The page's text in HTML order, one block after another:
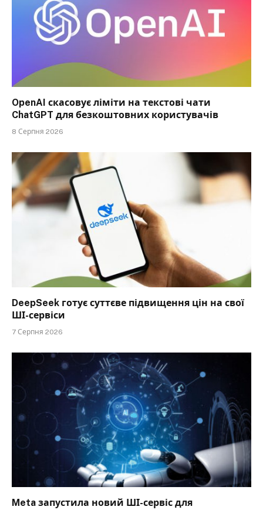
OpenAI скасовує ліміти на текстові чати
ChatGPT для безкоштовних користувачів
8 Серпня 2026
DeepSeek готує суттєве підвищення цін на свої
ШІ-сервіси
7 Серпня 2026
Meta запустила новий ШІ-сервіс для